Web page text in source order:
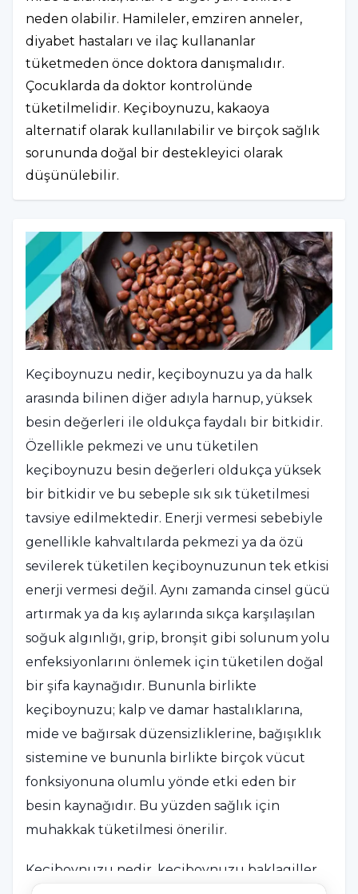
neden olabilir. Hamileler, emziren anneler,
diyabet hastaları ve ilaç kullananlar
tüketmeden önce doktora danışmalıdır.
Çocuklarda da doktor kontrolünde
tüketilmelidir. Keçiboynuzu, kakaoya
alternatif olarak kullanılabilir ve birçok sağlık
sorununda doğal bir destekleyici olarak
düşünülebilir.
Keçiboynuzu nedir, keçiboynuzu ya da halk
arasında bilinen diğer adıyla harnup, yüksek
besin değerleri ile oldukça faydalı bir bitkidir.
Özellikle pekmezi ve unu tüketilen
keçiboynuzu besin değerleri oldukça yüksek
bir bitkidir ve bu sebeple sık sık tüketilmesi
tavsiye edilmektedir. Enerji vermesi sebebiyle
genellikle kahvaltılarda pekmezi ya da özü
sevilerek tüketilen keçiboynuzunun tek etkisi
enerji vermesi değil. Aynı zamanda cinsel gücü
artırmak ya da kış aylarında sıkça karşılaşılan
soğuk algınlığı, grip, bronşit gibi solunum yolu
enfeksiyonlarını önlemek için tüketilen doğal
bir şifa kaynağıdır. Bununla birlikte
keçiboynuzu; kalp ve damar hastalıklarına,
mide ve bağırsak düzensizliklerine, bağışıklık
sistemine ve bununla birlikte birçok vücut
fonksiyonuna olumlu yönde etki eden bir
besin kaynağıdır. Bu yüzden sağlık için
muhakkak tüketilmesi önerilir.
Keçiboynuzu nedir, keçiboynuzu baklagiller